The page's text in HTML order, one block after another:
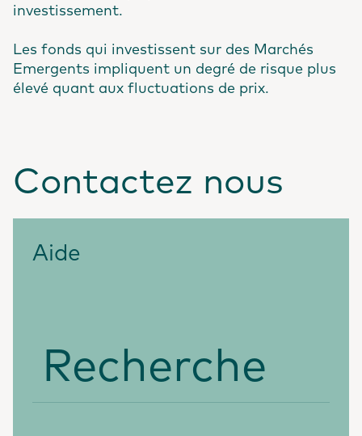
investissement.
Les fonds qui investissent sur des Marchés
Emergents impliquent un degré de risque plus
élevé quant aux fluctuations de prix.
Contactez nous
Aide
Recherche